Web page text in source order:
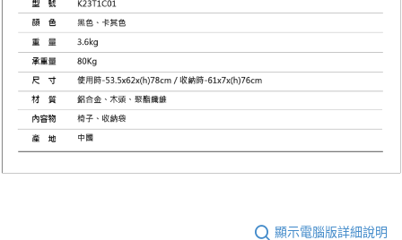
顯示電腦版詳細說明